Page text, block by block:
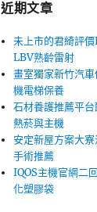
近期文章
未上市的君綺評
LBV熟齡雷射
畫室獨家新竹汽
機電梯保養
石材養護推薦平
熱菸與主機
安定新屋方案大
手術推薦
IQOS主機官網二
化塑膠袋